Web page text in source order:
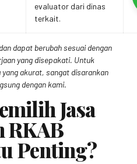
evaluator dari dinas
terkait.
dapat berubah sesuai dengan
yang disepakati. Untuk
akurat, sangat disarankan
dengan kami.
Jasa
RKAB
Penting?